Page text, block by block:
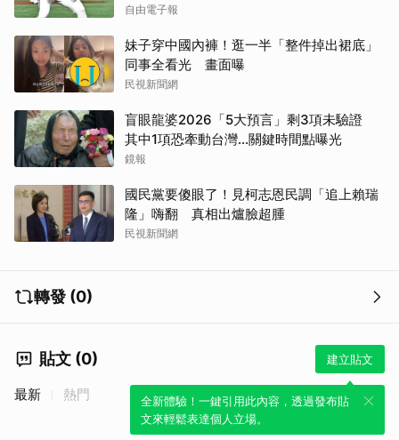
自由電子報
妹子穿中國內褲！逛一半「整件掉出裙底」
同事全看光 畫面曝
民視新聞網
盲眼龍婆2026「5大預言」剩3項未驗證
其中1項恐牽動台灣...關鍵時間點曝光
鏡報
國民黨要傻眼了！見柯志恩民調「追上賴瑞
隆」嗨翻 真相出爐臉超腫
民視新聞網
轉發 (0)
貼文 (0) 建立貼文
全新體驗！一鍵引用此內容，透過發布貼
文來輕鬆表達個人立場。
最新 熱門